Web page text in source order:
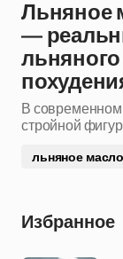
Льняное
—
В современном
стройной
льняное масло
Избранное